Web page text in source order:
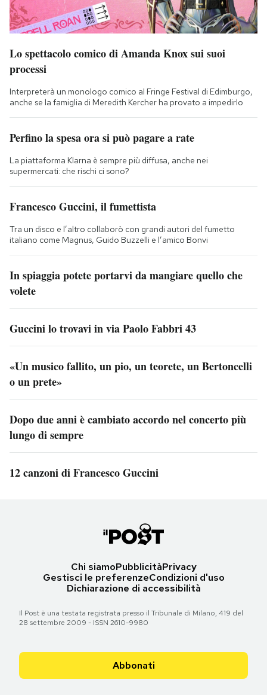
Lo spettacolo comico di Amanda Knox sui suoi
processi
Interpreterà un monologo comico al Fringe Festival di Edimburgo,
anche se la famiglia di Meredith Kercher ha provato a impedirlo
Perfino la spesa ora si può pagare a rate
La piattaforma Klarna è sempre più diffusa, anche nei
supermercati: che rischi ci sono?
Francesco Guccini, il fumettista
Tra un disco e l’altro collaborò con grandi autori del fumetto
italiano come Magnus, Guido Buzzelli e l’amico Bonvi
In spiaggia potete portarvi da mangiare quello che
volete
Guccini lo trovavi in via Paolo Fabbri 43
«Un musico fallito, un pio, un teorete, un Bertoncelli
o un prete»
Dopo due anni è cambiato accordo nel concerto più
lungo di sempre
12 canzoni di Francesco Guccini
Chi siamoPubblicitàPrivacy
Gestisci le preferenzeCondizioni d'uso
Dichiarazione di accessibilità
Il Post è una testata registrata presso il Tribunale di Milano, 419 del
28 settembre 2009 - ISSN 2610-9980
Abbonati